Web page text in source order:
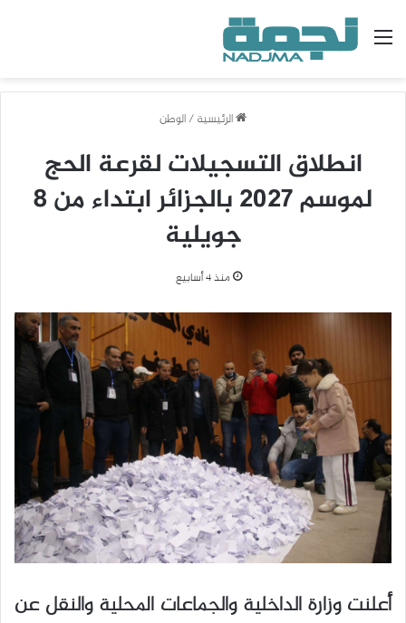
القائمة
الرئيسية/الوطن
انطلاق التسجيلات لقرعة الحج
لموسم 2027 بالجزائر ابتداء من 8
جويلية
منذ 4 أسابيع
أعلنت وزارة الداخلية والجماعات المحلية والنقل عن